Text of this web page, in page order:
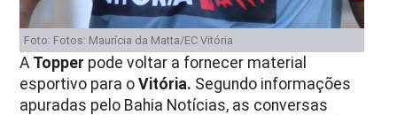
Foto: Fotos: Maurícia da Matta/EC Vitória
A Topper pode voltar a fornecer material
esportivo para oVitória. Segundo informações
apuradas pelo Bahia Notícias, as conversas